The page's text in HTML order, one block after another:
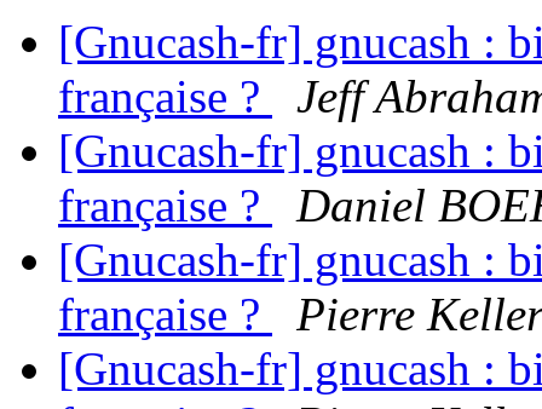
[Gnucash-fr] gnucash :
française ?
Jeff
[Gnucash-fr] gnucash :
française ?
Daniel
[Gnucash-fr] gnucash :
française ?
Pierre
[Gnucash-fr] gnucash :